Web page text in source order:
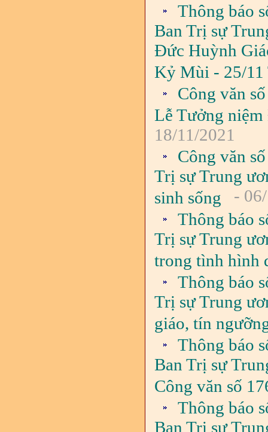
Thông báo
Ban Trị sự
Đức Huỳnh
Kỷ Mùi - 25/11
Công văn
Lễ Tưởng
18/11/2021
Công văn
Trị sự Trung
sinh sống
-
Thông báo
Trị sự Trung
trong tình hình
Thông báo
Trị sự Trung
giáo, tín
Thông báo
Ban Trị sự
Công văn số
Thông báo
Ban Trị sự